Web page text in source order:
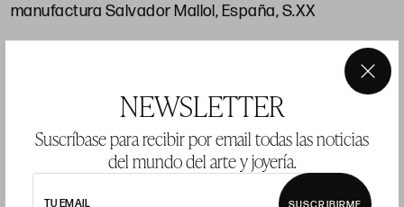
NEWSLETTER
Suscríbase para recibir por email todas las noticias
del mundo del arte y joyería.
TU EMAIL SUSCRIBIRME
×
manufactura Salvador Mallol, España, S.XX